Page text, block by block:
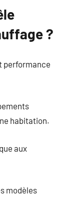
?
performance
habitation.
aux
modèles